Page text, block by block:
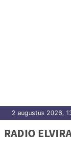
2 augustus 2026,
RADIO